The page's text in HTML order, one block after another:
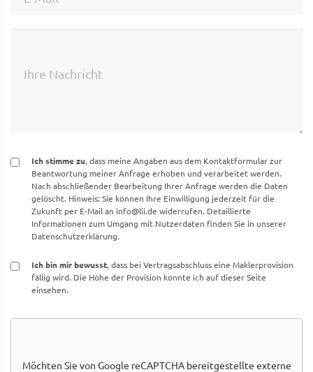
Ihre Nachricht
Ich stimme zu, dass meine Angaben aus dem Kontaktformular zur
Beantwortung meiner Anfrage erhoben und verarbeitet werden.
Nach abschließender Bearbeitung Ihrer Anfrage werden die Daten
gelöscht. Hinweis: Sie können Ihre Einwilligung jederzeit für die
Zukunft per E-Mail an info@lii.de widerrufen. Detaillierte
Informationen zum Umgang mit Nutzerdaten finden Sie in unserer
Datenschutzerklärung.
Ich bin mir bewusst, dass bei Vertragsabschluss eine Maklerprovision
fällig wird. Die Höhe der Provision konnte ich auf dieser Seite
einsehen.
Möchten Sie von Google reCAPTCHAbereitgestellte externe